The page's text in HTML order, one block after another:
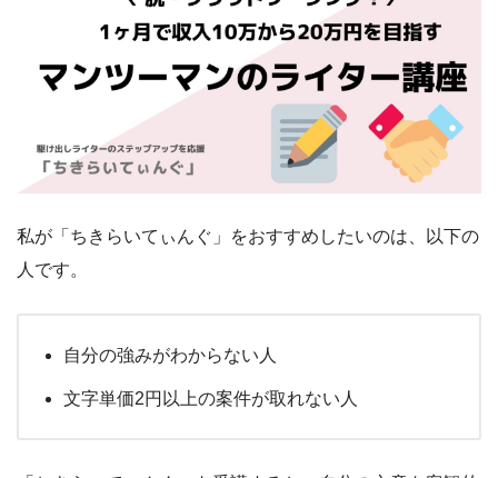
私が「ちきらいてぃんぐ」をおすすめしたいのは、以下の
人です。
自分の強みがわからない人
文字単価2円以上の案件が取れない人